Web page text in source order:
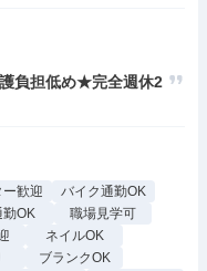
負担低め★完全週休2
ー歓迎
バイク通勤OK
勤OK
職場見学可
ネイルOK
ブランクOK